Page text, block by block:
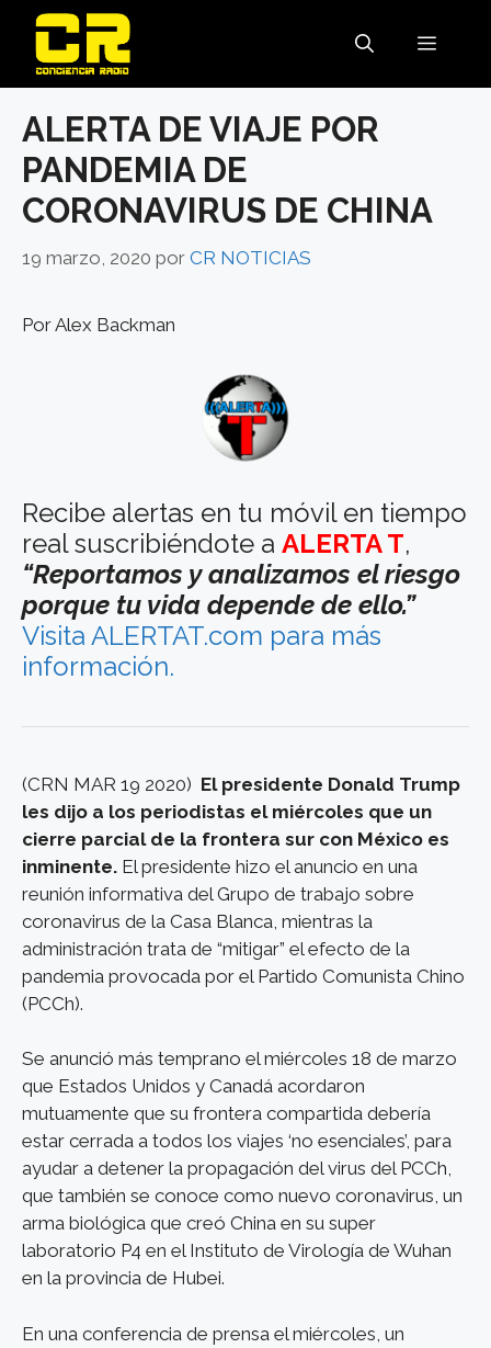
Saltar
contenido
MENÚ
ALERTA DE VIAJE POR
PANDEMIA DE
CORONAVIRUS DE CHINA
19 marzo, 2020 por CR NOTICIAS
Por Alex Backman
Recibe alertas en tu móvil en tiempo
real suscribiéndote a ALERTA T,
“Reportamos y analizamos el riesgo
porque tu vida depende de ello.”
Visita ALERTAT.com para más
información.
(CRN MAR 19 2020) El presidente Donald Trump
les dijo a los periodistas el miércoles que un
cierre parcial de la frontera sur con México es
inminente. El presidente hizo el anuncio en una
reunión informativa del Grupo de trabajo sobre
coronavirus de la Casa Blanca, mientras la
administración trata de “mitigar” el efecto de la
pandemia provocada por el Partido Comunista Chino
(PCCh).
Se anunció más temprano el miércoles 18 de marzo
que Estados Unidos y Canadá acordaron
mutuamente que su frontera compartida debería
estar cerrada a todos los viajes ‘no esenciales’, para
ayudar a detener la propagación del virus del PCCh,
que también se conoce como nuevo coronavirus, un
arma biológica que creó China en su super
laboratorio P4 en el Instituto de Virología de Wuhan
en la provincia de Hubei.
En una conferencia de prensa el miércoles, un